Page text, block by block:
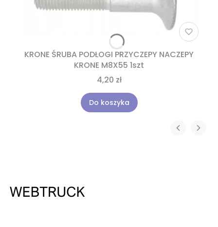
KRONE ŚRUBA PODŁOGI PRZYCZEPY NACZEPY
KRONE M8X55 1szt
4,20 zł
Do koszyka